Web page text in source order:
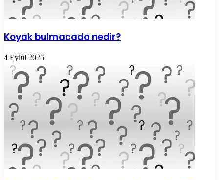
Koyak bulmacada nedir?
4 Eylül 2025